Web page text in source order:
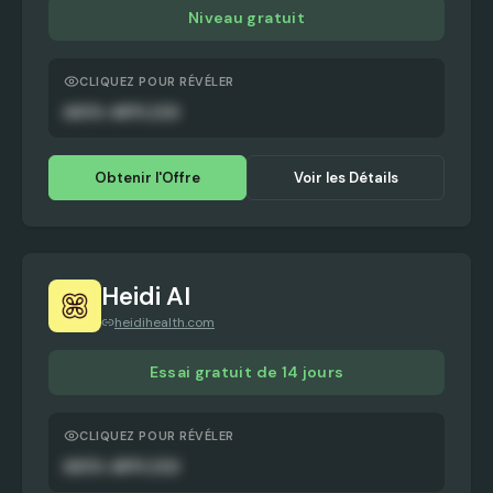
Niveau gratuit
CLIQUEZ POUR RÉVÉLER
Obtenir l'Offre Voir les Détails
Heidi AI
heidihealth.com
Essai gratuit de 14 jours
CLIQUEZ POUR RÉVÉLER